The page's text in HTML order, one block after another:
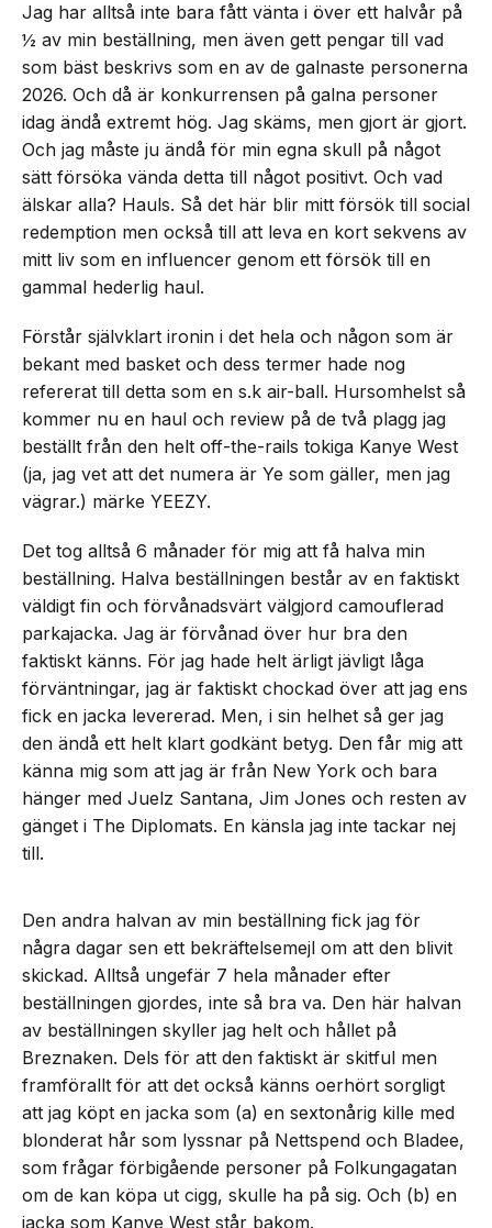
Jag har alltså inte bara fått vänta i över ett halvår på
½ av min beställning, men även gett pengar till vad
som bäst beskrivs som en av de galnaste personerna
2026. Och då är konkurrensen på galna personer
idag ändå extremt hög. Jag skäms, men gjort är gjort.
Och jag måste ju ändå för min egna skull på något
sätt försöka vända detta till något positivt. Och vad
älskar alla? Hauls. Så det här blir mitt försök till social
redemption men också till att leva en kort sekvens av
mitt liv som en influencer genom ett försök till en
gammal hederlig haul.
Förstår självklart ironin i det hela och någon som är
bekant med basket och dess termer hade nog
refererat till detta som en s.k air-ball. Hursomhelst så
kommer nu en haul och review på de två plagg jag
beställt från den helt off-the-rails tokiga Kanye West
(ja, jag vet att det numera är Ye som gäller, men jag
vägrar.) märke YEEZY.
Det tog alltså 6 månader för mig att få halva min
beställning. Halva beställningen består av en faktiskt
väldigt fin och förvånadsvärt välgjord camouflerad
parkajacka. Jag är förvånad över hur bra den
faktiskt känns. För jag hade helt ärligt jävligt låga
förväntningar, jag är faktiskt chockad över att jag ens
fick en jacka levererad. Men, i sin helhet så ger jag
den ändå ett helt klart godkänt betyg. Den får mig att
känna mig som att jag är från New York och bara
hänger med Juelz Santana, Jim Jones och resten av
gänget i The Diplomats. En känsla jag inte tackar nej
till.
Den andra halvan av min beställning fick jag för
några dagar sen ett bekräftelsemejl om att den blivit
skickad. Alltså ungefär 7 hela månader efter
beställningen gjordes, inte så bra va. Den här halvan
av beställningen skyller jag helt och hållet på
Breznaken. Dels för att den faktiskt är skitful men
framförallt för att det också känns oerhört sorgligt
att jag köpt en jacka som (a) en sextonårig kille med
blonderat hår som lyssnar på Nettspend och Bladee,
som frågar förbigående personer på Folkungagatan
om de kan köpa ut cigg, skulle ha på sig. Och (b) en
jacka som Kanye West står bakom.